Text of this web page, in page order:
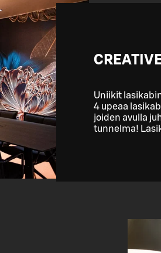
Uniikit
4 upeaa
joiden avulla
tunnelma!